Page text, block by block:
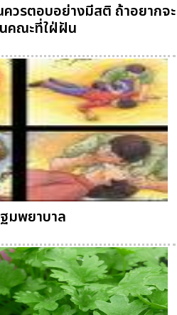
รตอบอย่างมีสติ ถ้าอยากจะ
นคณะที่ใฝ่ฝัน
มพยาบาล